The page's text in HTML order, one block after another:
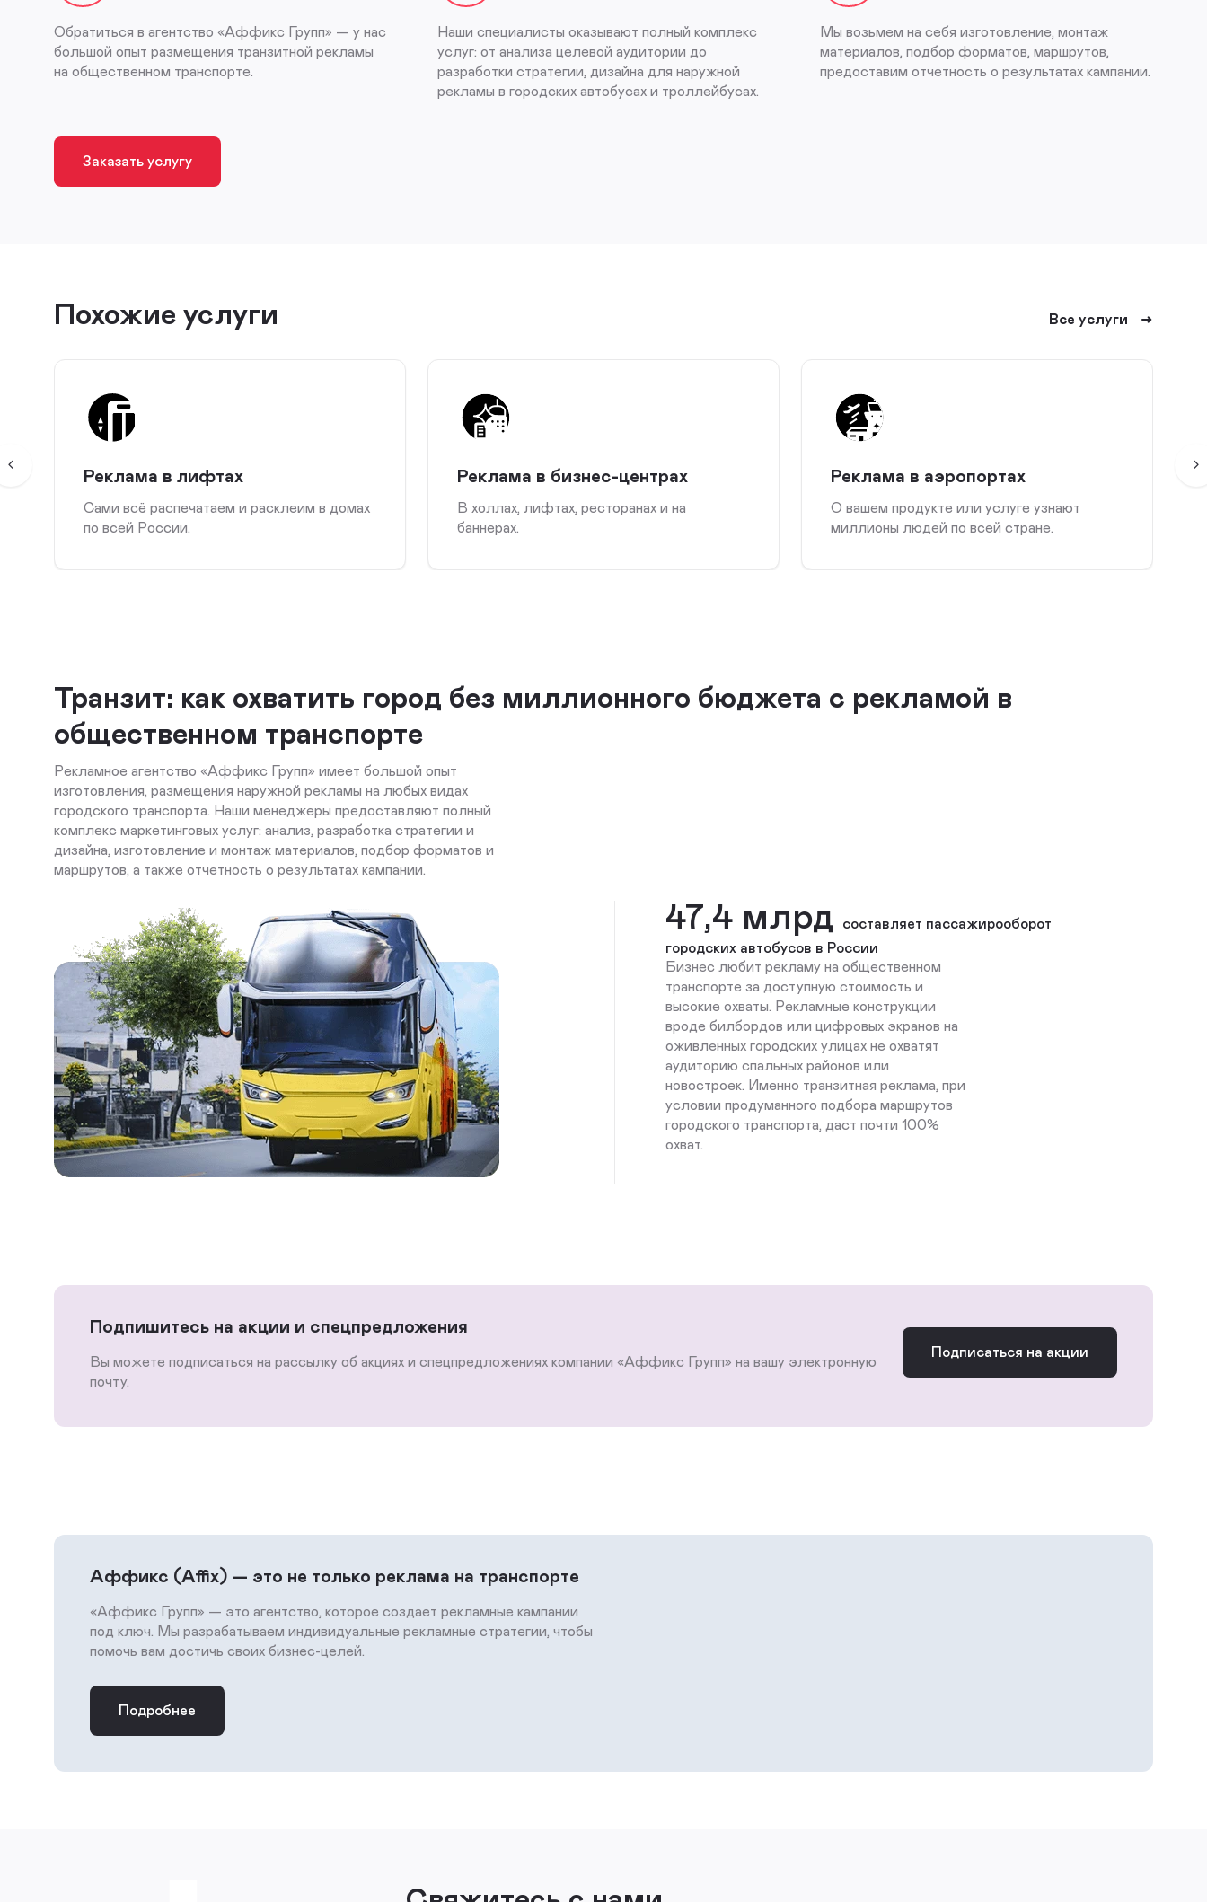
Обратиться в агентство «Аффикс Групп» — у нас
большой опыт размещения транзитной рекламы
на общественном транспорте.
Наши специалисты оказывают полный комплекс
услуг: от анализа целевой аудитории до
разработки стратегии, дизайна для наружной
рекламы в городских автобусах и троллейбусах.
Мы возьмем на себя изготовление, монтаж
материалов, подбор форматов, маршрутов,
предоставим отчетность о результатах кампании.
Заказать услугу
Похожие услуги Все услуги
Реклама в лифтах
Сами всё распечатаем и расклеим в домах
по всей России.
Реклама в бизнес-центрах
В холлах, лифтах, ресторанах и на
баннерах.
Реклама в аэропортах
О вашем продукте или услуге узнают
миллионы людей по всей стране.
Транзит: как охватить город без миллионного бюджета с рекламой в
общественном транспорте
Рекламное агентство «Аффикс Групп» имеет большой опыт
изготовления, размещения наружной рекламы на любых видах
городского транспорта. Наши менеджеры предоставляют полный
комплекс маркетинговых услуг: анализ, разработка стратегии и
дизайна, изготовление и монтаж материалов, подбор форматов и
маршрутов, а также отчетность о результатах кампании.
47,4 млрд
составляет пассажирооборот
городских автобусов в России
Бизнес любит рекламу на общественном
транспорте за доступную стоимость и
высокие охваты. Рекламные конструкции
вроде билбордов или цифровых экранов на
оживленных городских улицах не охватят
аудиторию спальных районов или
новостроек. Именно транзитная реклама, при
условии продуманного подбора маршрутов
городского транспорта, даст почти 100%
охват.
Подпишитесь на акции и спецпредложения
Вы можете подписаться на рассылку об акциях и спецпредложениях компании «Аффикс Групп» на вашу электронную
почту.
Подписаться на акции
Аффикс (Affix) — это не только реклама на транспорте
«Аффикс Групп» — это агентство, которое создает рекламные кампании
под ключ. Мы разрабатываем индивидуальные рекламные стратегии, чтобы
помочь вам достичь своих бизнес-целей.
Подробнее